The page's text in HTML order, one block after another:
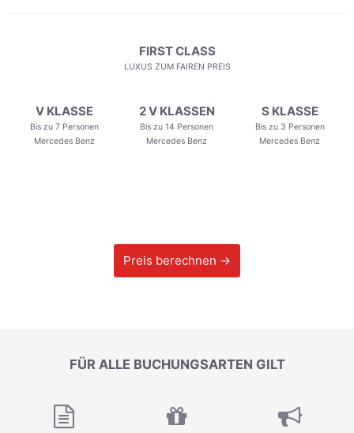
FIRST CLASS
LUXUS ZUM FAIREN PREIS
V KLASSE
Bis zu 7 Personen
Mercedes Benz
2 V KLASSEN
Bis zu 14 Personen
Mercedes Benz
S KLASSE
Bis zu 3 Personen
Mercedes Benz
Preis berechnen →
FÜR ALLE BUCHUNGSARTEN GILT